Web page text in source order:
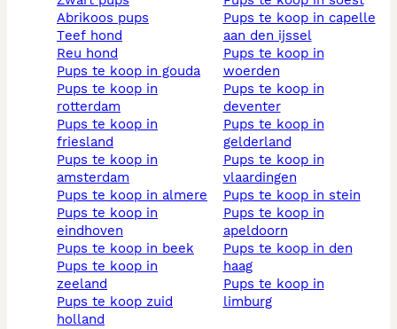
abrikoos pups
teef hond
reu hond
pups te koop in gouda
pups te koop in
rotterdam
pups te koop in
friesland
pups te koop in
amsterdam
pups te koop in almere
pups te koop in
eindhoven
pups te koop in beek
pups te koop in
zeeland
pups te koop zuid
holland
pups te koop in capelle
aan den ijssel
pups te koop in
woerden
pups te koop in
deventer
pups te koop in
gelderland
pups te koop in
vlaardingen
pups te koop in stein
pups te koop in
apeldoorn
pups te koop in den
haag
pups te koop in
limburg